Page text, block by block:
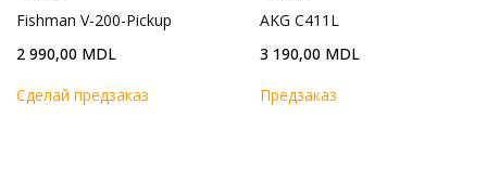
Fishman V-200-Pickup
2 990,00 MDL
Cделай предзаказ
AKG C411L
3 190,00 MDL
Предзаказ